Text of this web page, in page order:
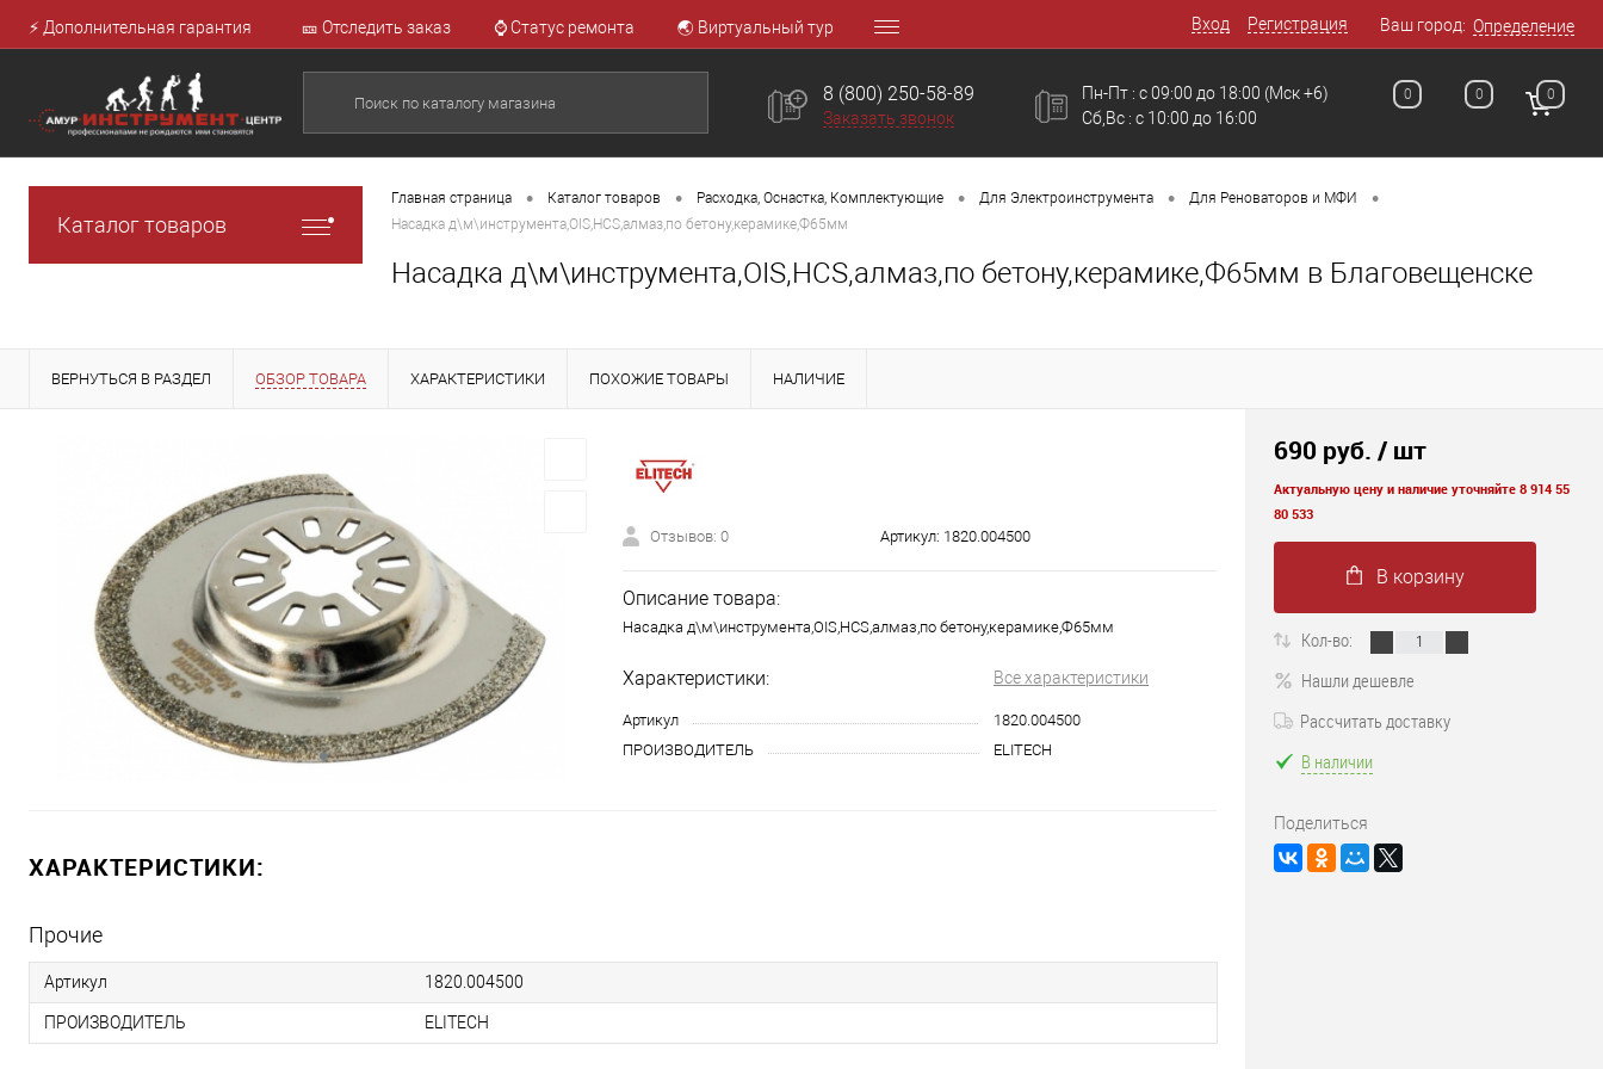
⚡ Дополнительная гарантия 🎫 Отследить заказ ⌚ Статус ремонта 🌏 Виртуальный тур Вход Регистрация Ваш город: Определение
8 (800) 250-58-89
Заказать звонок
Пн-Пт : с 09:00 до 18:00
Сб,Вс : c 10:00 до 16:00
(Мск +6) 0 0 0
Каталог товаров
Главная страница • Каталог товаров • Расходка, Оснастка, Комплектующие • Для Электроинструмента • Для Реноваторов и МФИ •
Насадка д\м\инструмента,OIS,HCS,алмаз,по бетону,керамике,Ф65мм
Насадка д\м\инструмента,OIS,HCS,алмаз,по бетону,керамике,Ф65мм в Благовещенске
ВЕРНУТЬСЯ В РАЗДЕЛ ОБЗОР ТОВАРА ХАРАКТЕРИСТИКИ ПОХОЖИЕ ТОВАРЫ НАЛИЧИЕ
Отзывов: 0 Артикул: 1820.004500
Описание товара:
Насадка д\м\инструмента,OIS,HCS,алмаз,по бетону,керамике,Ф65мм
Характеристики: Все характеристики
Артикул
1820.004500
ПРОИЗВОДИТЕЛЬ
ELITECH
ХАРАКТЕРИСТИКИ:
Прочие
Артикул 1820.004500
ПРОИЗВОДИТЕЛЬ ELITECH
690 руб. / шт
Актуальную цену и наличие уточняйте 8 914 55
80 533
В корзину
Кол-во:
Нашли дешевле
Рассчитать доставку
В наличии
Поделиться